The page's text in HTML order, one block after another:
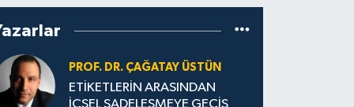
PROF. DR. ÇAĞATAY ÜSTÜN
ETİKETLERİN ARASINDAN